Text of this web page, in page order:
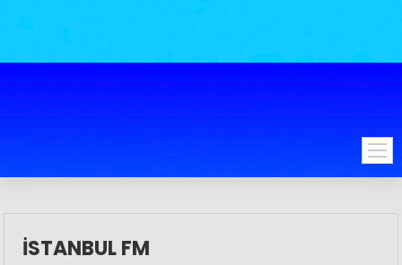
İSTANBUL FM